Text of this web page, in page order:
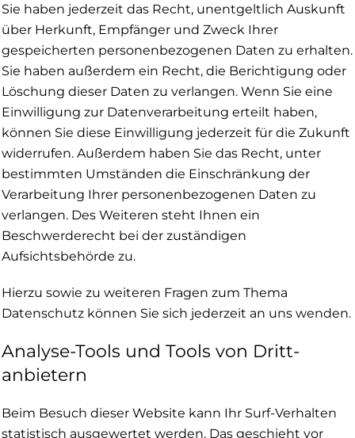
Sie haben jederzeit das Recht, unentgeltlich Auskunft
über Herkunft, Empfänger und Zweck Ihrer
gespeicherten personenbezogenen Daten zu erhalten.
Sie haben außerdem ein Recht, die Berichtigung oder
Löschung dieser Daten zu verlangen. Wenn Sie eine
Einwilligung zur Datenverarbeitung erteilt haben,
können Sie diese Einwilligung jederzeit für die Zukunft
widerrufen. Außerdem haben Sie das Recht, unter
bestimmten Umständen die Einschränkung der
Verarbeitung Ihrer personenbezogenen Daten zu
verlangen. Des Weiteren steht Ihnen ein
Beschwerderecht bei der zuständigen
Aufsichtsbehörde zu.
Hierzu sowie zu weiteren Fragen zum Thema
Datenschutz können Sie sich jederzeit an uns wenden.
Analyse-Tools und Tools von Dritt­
anbietern
Beim Besuch dieser Website kann Ihr Surf-Verhalten
statistisch ausgewertet werden. Das geschieht vor